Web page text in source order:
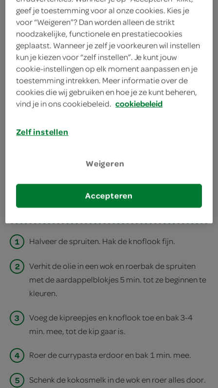
3 eetlepels olie
2 teentjes knoflook
500 gram spruitjes
kies je winkel
bereiden
deel op twitter
deel op facebook
1 Halveer de spruiten. Hak de knoflook fijn.
2
Verhit de olie in een wok en roerbak de spruiten
met de aardappelblokjes 5 min. tot ze beginnen te
kleuren.
3
Voeg de kipreepjes en knoflook toe en bak 3-4
min. mee, tot de kip gaar is.
4 Roer de currypasta erdoor en bak 1 min. mee.
5 Schenk de kokosmelk in de wok en roer alles door.
geef je toestemming voor al onze cookies. Kies je
voor “Weigeren”? Dan worden alleen de strikt
noodzakelijke, functionele en prestatiecookies
geplaatst. Wanneer je zelf je voorkeuren wil instellen
kun je kiezen voor “zelf instellen”. Je kunt jouw
cookie-instellingen op elk moment aanpassen en je
toestemming intrekken. Meer informatie over de
cookies die wij gebruiken en hoe je ze kunt beheren,
vind je in ons cookiebeleid. cookiebeleid
Zelf instellen
Weigeren
Accepteren